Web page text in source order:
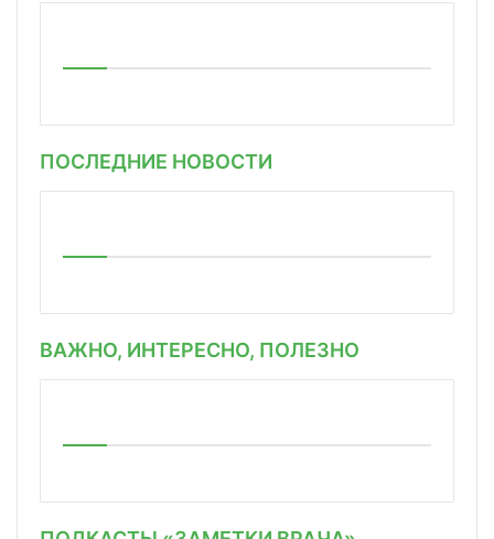
ПОСЛЕДНИЕ НОВОСТИ
ВАЖНО, ИНТЕРЕСНО, ПОЛЕЗНО